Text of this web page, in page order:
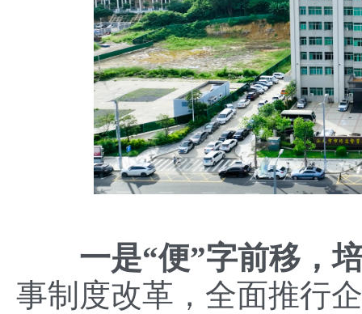
一是“便”字前移 ，
事制度改革，全面推行